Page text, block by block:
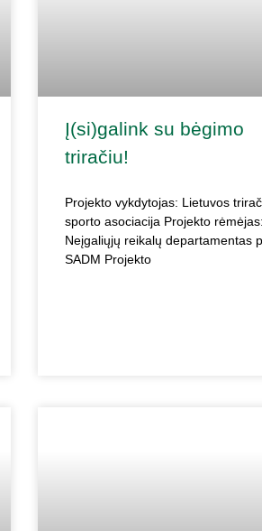
Į(si)galink su bėgimo
triračiu!
Projekto vykdytojas: Lietuvos
sporto asociacija Projekto rėmėjas:
Neįgaliųjų reikalų departamentas
SADM Projekto